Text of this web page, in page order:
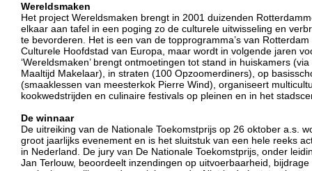
Wereldsmaken
Het project Wereldsmaken brengt in 2001 duizenden
elkaar aan tafel in een poging zo de culturele uitwisseling en
te bevorderen. Het is een van de topprogramma’s van Rotterdam
Culturele Hoofdstad van Europa, maar wordt in volgende jaren
‘Wereldsmaken’ brengt ontmoetingen tot stand in huiskamers (via
Maaltijd Makelaar), in straten (100 Opzoomerdiners), op
(smaaklessen van meesterkok Pierre Wind), organiseert
kookwedstrijden en culinaire festivals op pleinen en in het
De winnaar
De uitreiking van de Nationale Toekomstprijs op 26 oktober a.s.
groot jaarlijks evenement en is het sluitstuk van een hele reeks
in Nederland. De jury van De Nationale Toekomstprijs, onder
Jan Terlouw, beoordeelt inzendingen op uitvoerbaarheid, bijdrage